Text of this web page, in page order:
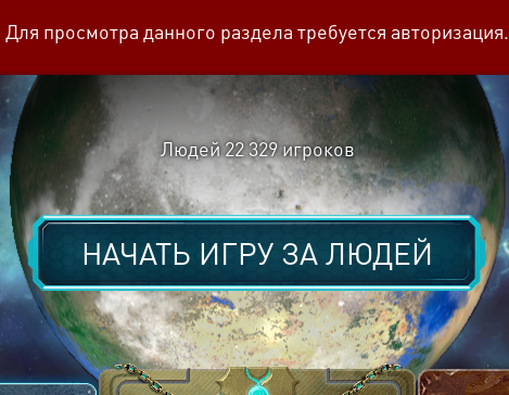
Для просмотра данного раздела требуется авторизация.
Людей 22 329игроков
НАЧАТЬ ИГРУ ЗАЛЮДЕЙ